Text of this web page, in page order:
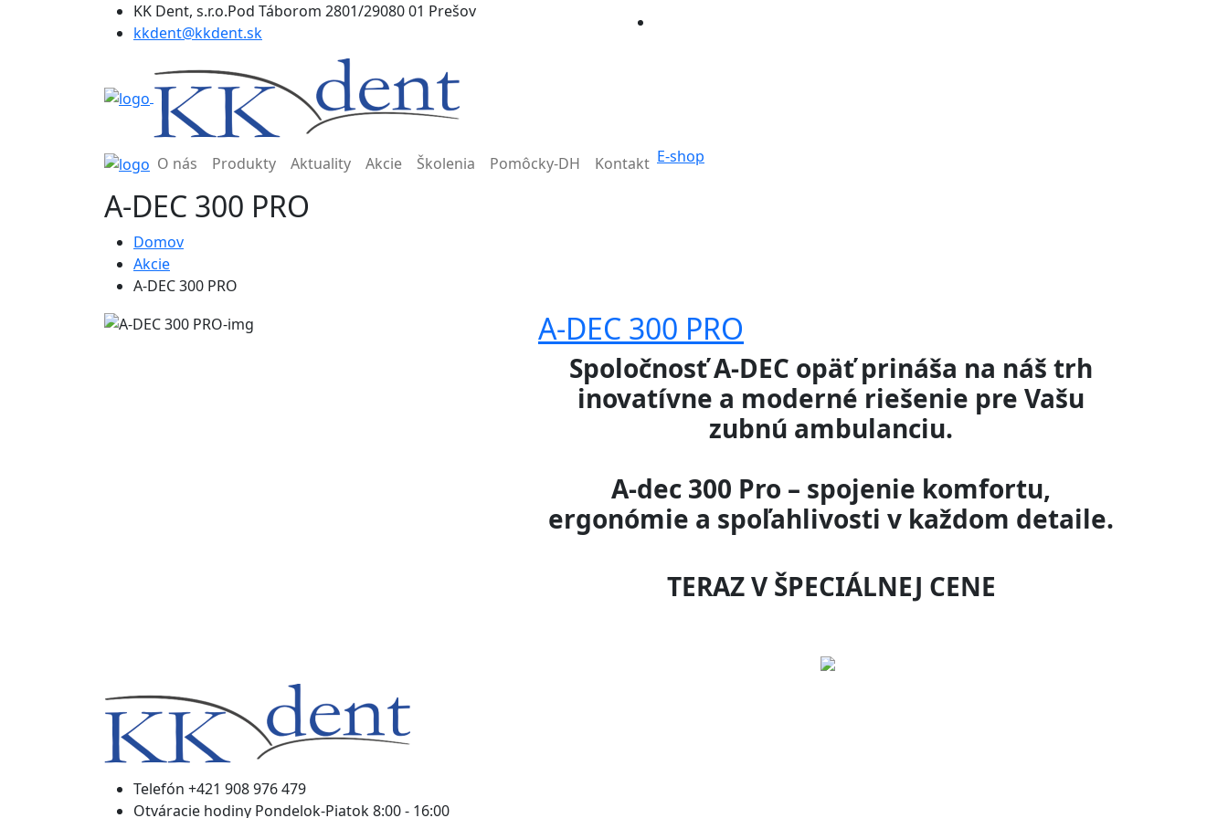
KK Dent, s.r.o.Pod Táborom 2801/29080 01 Prešov
kkdent@kkdent.sk
O nás Produkty Aktuality Akcie Školenia Pomôcky-DH Kontakt E-shop
A-DEC 300 PRO
Domov
Akcie
A-DEC 300 PRO
A-DEC 300 PRO
Spoločnosť A-DEC opäť prináša na náš trh
inovatívne a moderné riešenie pre Vašu
zubnú ambulanciu.
A-dec 300 Pro – spojenie komfortu,
ergonómie a spoľahlivosti v každom detaile.
TERAZ V ŠPECIÁLNEJ CENE
Telefón +421 908 976 479
Otváracie hodiny Pondelok-Piatok 8:00 - 16:00